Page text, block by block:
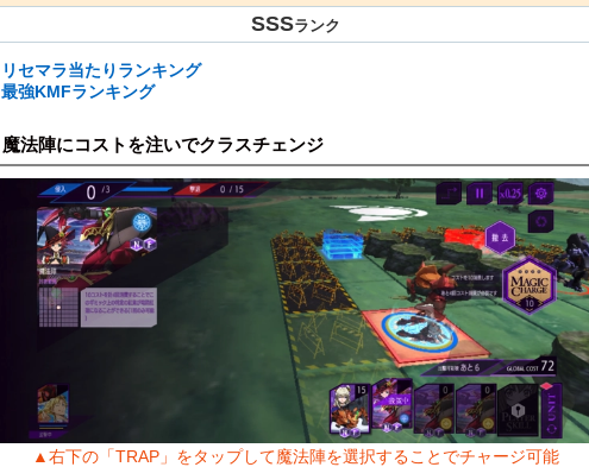
SSSランク
リセマラ当たりランキング
最強KMFランキング
魔法陣にコストを注いでクラスチェンジ
▲右下の「TRAP」をタップして魔法陣を選択することでチャージ可能